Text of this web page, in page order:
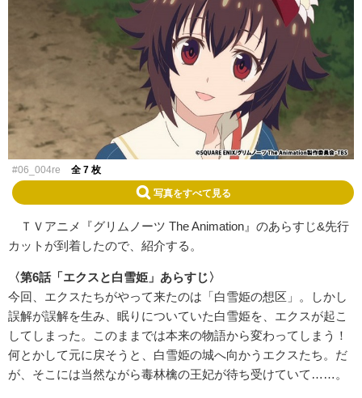
#06_004re 全 7 枚
写真をすべて見る
ＴＶアニメ『グリムノーツ The Animation』のあらすじ&先行
カットが到着したので、紹介する。
〈第6話「エクスと白雪姫」あらすじ〉
今回、エクスたちがやって来たのは「白雪姫の想区」。しかし
誤解が誤解を生み、眠りについていた白雪姫を、エクスが起こ
してしまった。このままでは本来の物語から変わってしまう！
何とかして元に戻そうと、白雪姫の城へ向かうエクスたち。だ
が、そこには当然ながら毒林檎の王妃が待ち受けていて……。